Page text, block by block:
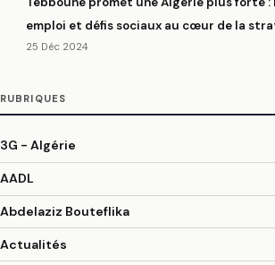
emploi et défis sociaux au cœur de la
25 Déc 2024
RUBRIQUES
3G - Algérie
AADL
Abdelaziz Bouteflika
Actualités